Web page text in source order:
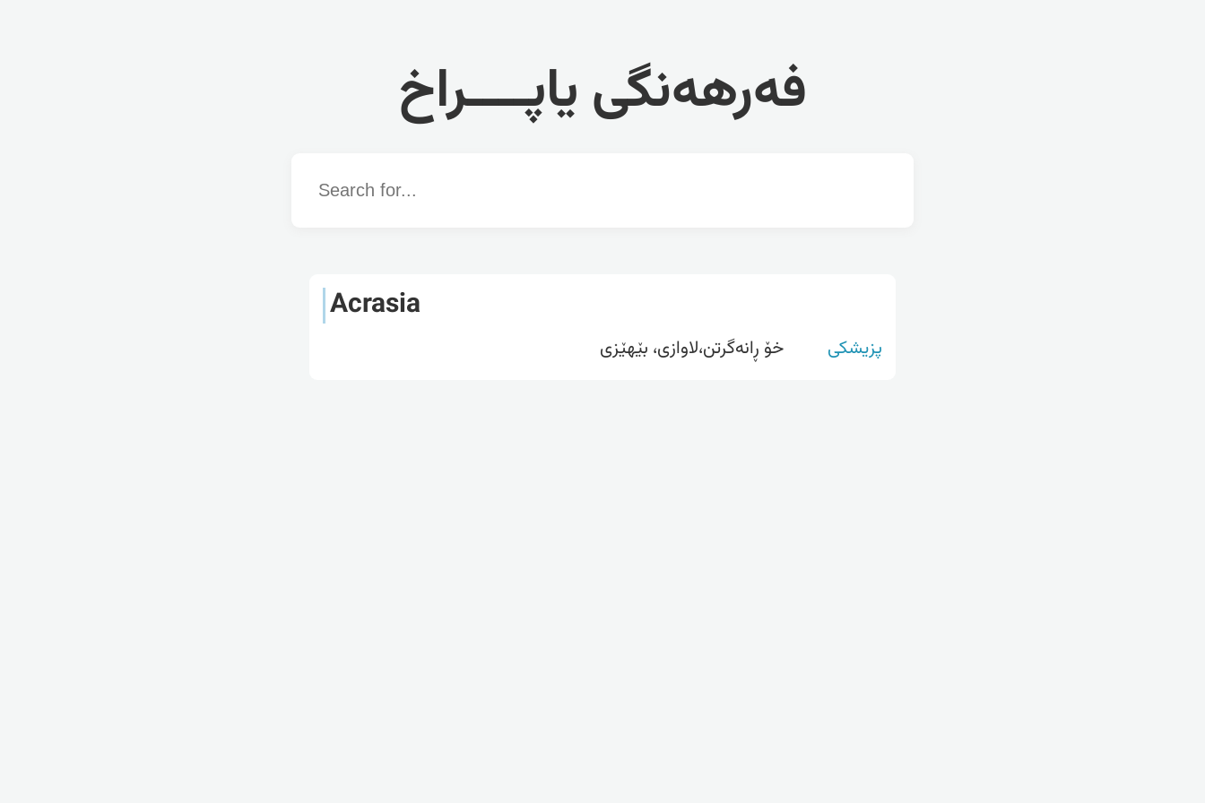
فەرهەنگی یاپــــراخ
Word
Acrasia
پزیشکی خۆ ڕانەگرتن،لاوازی، بێهێزی